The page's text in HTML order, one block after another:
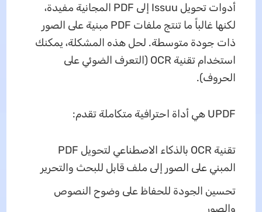
أدوات تحويل Issuu إلى PDF المجانية مفيدة،
لكنها غالباً ما تنتج ملفات PDF مبنية على الصور
ذات جودة متوسطة. لحل هذه المشكلة، يمكنك
استخدام تقنية OCR (التعرف الضوئي على
الحروف).
UPDF هي أداة احترافية متكاملة تقدم:
تقنية OCR بالذكاء الاصطناعي لتحويل PDF
المبني على الصور إلى ملف قابل للبحث والتحرير
تحسين الجودة للحفاظ على وضوح النصوص
والصور